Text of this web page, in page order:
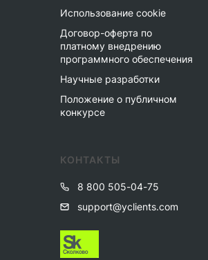
КОНТАКТЫ
8 800 505-04-75
support@yclients.com
Использование cookie
Договор-оферта по
платному внедрению
программного обеспечения
Научные разработки
Положение о публичном
конкурсе